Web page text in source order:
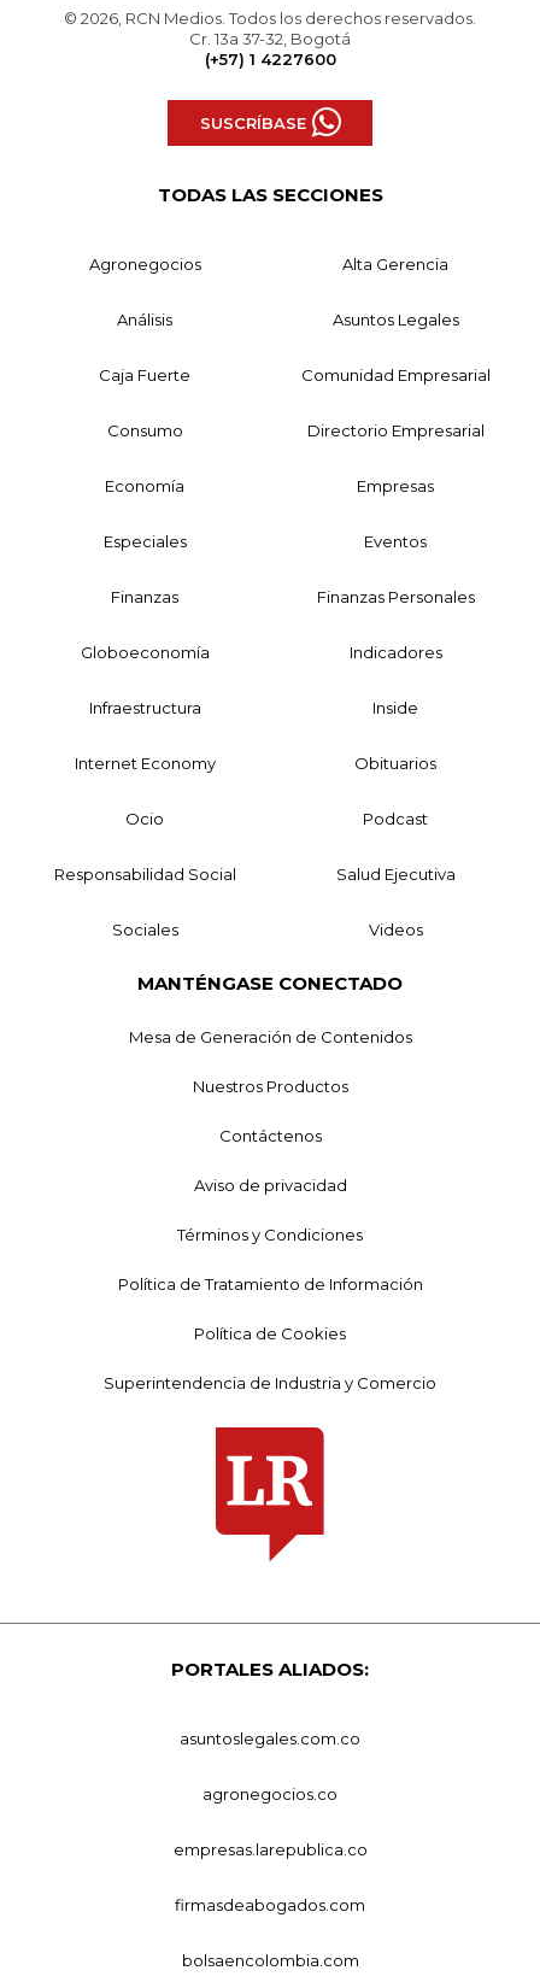
© 2026, RCN Medios. Todos los derechos reservados.
Cr. 13a 37-32, Bogotá
(+57) 1 4227600
SUSCRÍBASE
TODAS LAS SECCIONES
Agronegocios Alta Gerencia
Análisis Asuntos Legales
Caja Fuerte Comunidad Empresarial
Consumo Directorio Empresarial
Economía Empresas
Especiales Eventos
Finanzas Finanzas Personales
Globoeconomía Indicadores
Infraestructura Inside
Internet Economy Obituarios
Ocio Podcast
Responsabilidad Social Salud Ejecutiva
Sociales Videos
MANTÉNGASE CONECTADO
Mesa de Generación de Contenidos
Nuestros Productos
Contáctenos
Aviso de privacidad
Términos y Condiciones
Política de Tratamiento de Información
Política de Cookies
Superintendencia de Industria y Comercio
PORTALES ALIADOS:
asuntoslegales.com.co
agronegocios.co
empresas.larepublica.co
firmasdeabogados.com
bolsaencolombia.com